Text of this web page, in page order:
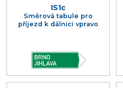
IS1c
Směrová tabule pro
příjezd k dálnici vpravo